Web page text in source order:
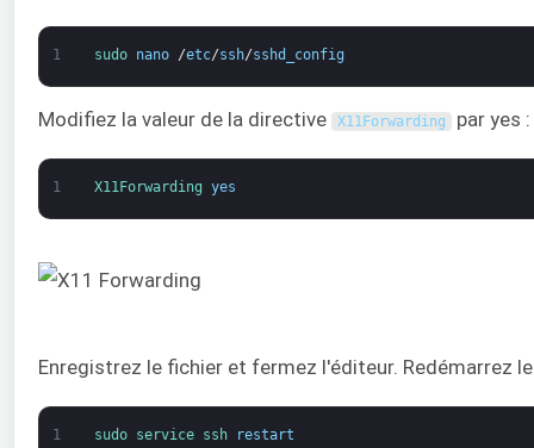
1 sudo nano /etc/ssh/sshd_config
Modifiez la valeur de la directive X11Forwarding par yes :
1 X11Forwarding yes
Enregistrez le fichier et fermez l'éditeur. Redémarrez
1 sudo service ssh restart